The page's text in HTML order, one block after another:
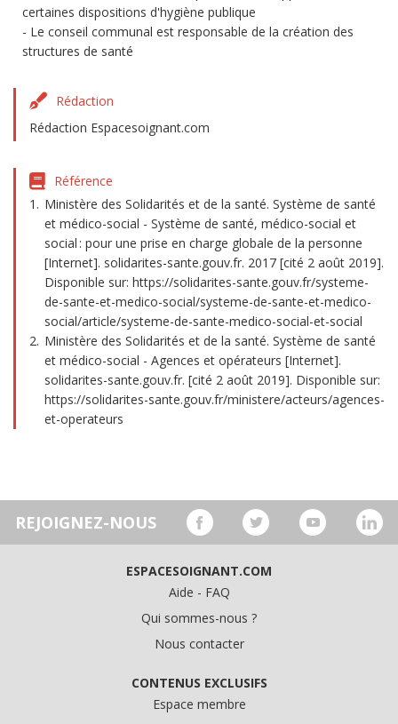
certaines dispositions d'hygiène publique
Le conseil communal est responsable de la création des
structures de santé
Rédaction
Rédaction Espacesoignant.com
Référence
Ministère des Solidarités et de la santé. Système de santé
et médico-social - Système de santé, médico-social et
social : pour une prise en charge globale de la personne
[Internet]. solidarites-sante.gouv.fr. 2017 [cité 2 août 2019].
Disponible sur: https://solidarites-sante.gouv.fr/systeme-
de-sante-et-medico-social/systeme-de-sante-et-medico-
social/article/systeme-de-sante-medico-social-et-social
Ministère des Solidarités et de la santé. Système de santé
et médico-social - Agences et opérateurs [Internet].
solidarites-sante.gouv.fr. [cité 2 août 2019]. Disponible sur:
https://solidarites-sante.gouv.fr/ministere/acteurs/agences-
et-operateurs
REJOIGNEZ-NOUS
ESPACESOIGNANT.COM
Aide - FAQ
Qui sommes-nous ?
Nous contacter
CONTENUS EXCLUSIFS
Espace membre